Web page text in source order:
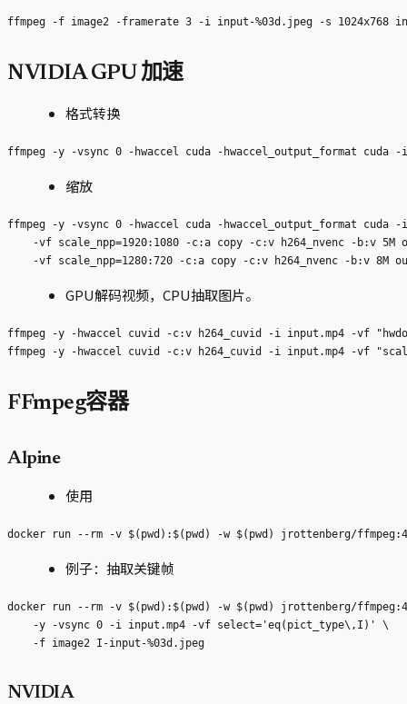
NVIDIA GPU 加速
格式转换
缩放
ffmpeg -y -vsync 0 -hwaccel cuda -hwaccel_output_format cuda
-vf scale_npp=1920:1080 -c:a copy -c:v h264_nvenc -b:v 5M
GPU解码视频，CPU抽取图片。
ffmpeg -y -hwaccel cuvid -c:v h264_cuvid -i input.mp4 -vf
FFmpeg容器
Alpine
使用
例子：抽取关键帧
docker run --rm -v $(pwd):$(pwd) -w $(pwd) jrottenberg/
    -y -vsync 0 -i input.mp4 -vf select='eq(pict_type\,I)' \
NVIDIA